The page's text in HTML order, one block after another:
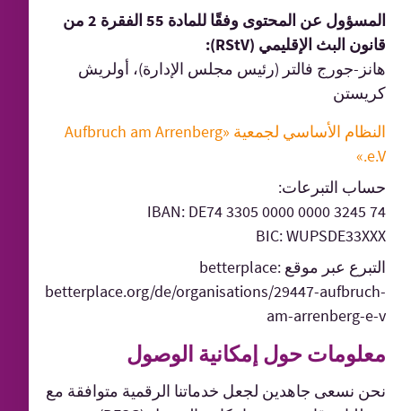
المسؤول عن المحتوى وفقًا للمادة 55 الفقرة 2 من
قانون البث الإقليمي (RStV):
هانز-جورج فالتر (رئيس مجلس الإدارة)، أولريش
كريستن
النظام الأساسي لجمعية «Aufbruch am Arrenberg
e.V.»
حساب التبرعات:
IBAN: DE74 3305 0000 0000 3245 74
BIC: WUPSDE33XXX
التبرع عبر موقع betterplace:
betterplace.org/de/organisations/29447-aufbruch-
am-arrenberg-e-v
معلومات حول إمكانية الوصول
نحن نسعى جاهدين لجعل خدماتنا الرقمية متوافقة مع